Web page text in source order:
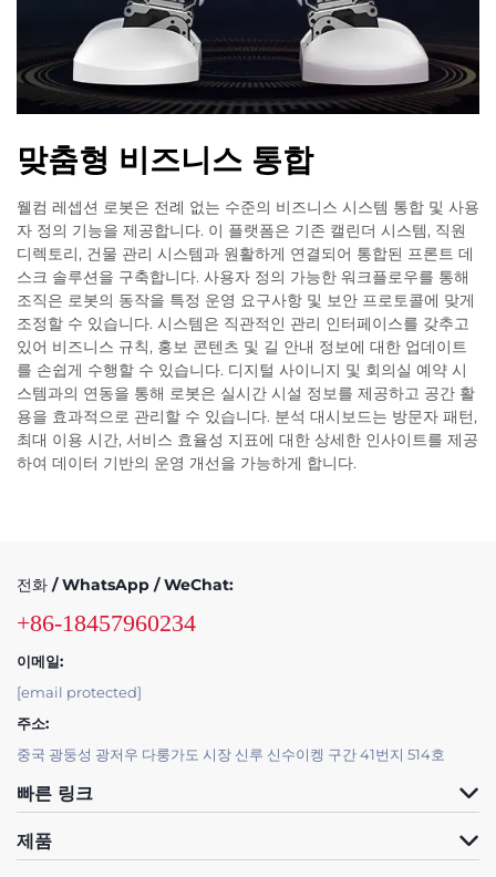
맞춤형 비즈니스 통합
웰컴 레셉션 로봇은 전례 없는 수준의 비즈니스 시스템 통합 및 사용
자 정의 기능을 제공합니다. 이 플랫폼은 기존 캘린더 시스템, 직원
디렉토리, 건물 관리 시스템과 원활하게 연결되어 통합된 프론트 데
스크 솔루션을 구축합니다. 사용자 정의 가능한 워크플로우를 통해
조직은 로봇의 동작을 특정 운영 요구사항 및 보안 프로토콜에 맞게
조정할 수 있습니다. 시스템은 직관적인 관리 인터페이스를 갖추고
있어 비즈니스 규칙, 홍보 콘텐츠 및 길 안내 정보에 대한 업데이트
를 손쉽게 수행할 수 있습니다. 디지털 사이니지 및 회의실 예약 시
스템과의 연동을 통해 로봇은 실시간 시설 정보를 제공하고 공간 활
용을 효과적으로 관리할 수 있습니다. 분석 대시보드는 방문자 패턴,
최대 이용 시간, 서비스 효율성 지표에 대한 상세한 인사이트를 제공
하여 데이터 기반의 운영 개선을 가능하게 합니다.
전화 / WhatsApp / WeChat:
+86-18457960234
이메일:
[email protected]
주소:
중국 광둥성 광저우 다룽가도 시장 신루 신수이켕 구간 41번지 514호
빠른 링크
제품